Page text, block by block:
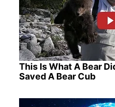
This Is What A Bear
Saved A Bear Cub